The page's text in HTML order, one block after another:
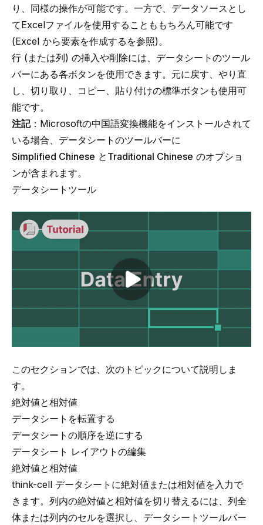
り、同様の操作が可能です。一方で、データソースとし
てExcelファイルを使用することももちろん可能です
(Excel から要素を作成する を参照)。
行 (または列) の挿入や削除には、データシートのツール
バーにある各ボタンを使用できます。元に戻す、やり直
し、切り取り、コピー、貼り付けの標準ボタンも使用可
能です。
注記：Microsoftの中国語変換機能をインストールされて
いる場合、データシートのツールバーに
Simplified Chinese と Traditional Chinese のオプショ
ンが含まれます。
データシートツール
Play video
このセクションでは、次のトピックについて説明しま
す。
絶対値と相対値
データシートを転置する
データシートの順序を逆にする
データシート レイアウトの編集
絶対値と相対値
think-cell データシートに絶対値または相対値を入力で
きます。列内の絶対値と相対値を切り替えるには、列全
体または列内のセルを選択し、データシートツールバー